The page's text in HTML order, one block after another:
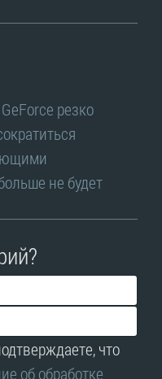
резко
не будет
что
об обработке